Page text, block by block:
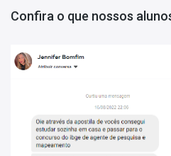
formato, a estrutura e o estilo das
similares;
• Ao abordar um volume
apto a identificar os assuntos que
provas, direcionando seu foco de
relevância;
• Mediante a resolução das
capacidade de avaliar seu
Confira o que nossos